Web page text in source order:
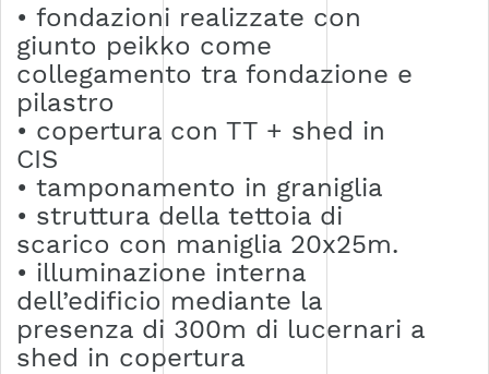
• fondazioni realizzate con
giunto peikko come
collegamento tra fondazione e
pilastro
• copertura con TT + shed in
CIS
• tamponamento in graniglia
• struttura della tettoia di
scarico con maniglia 20x25m.
• illuminazione interna
dell’edificio mediante la
presenza di 300m di lucernari a
shed in copertura